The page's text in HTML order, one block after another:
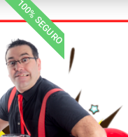
100% SEGURO